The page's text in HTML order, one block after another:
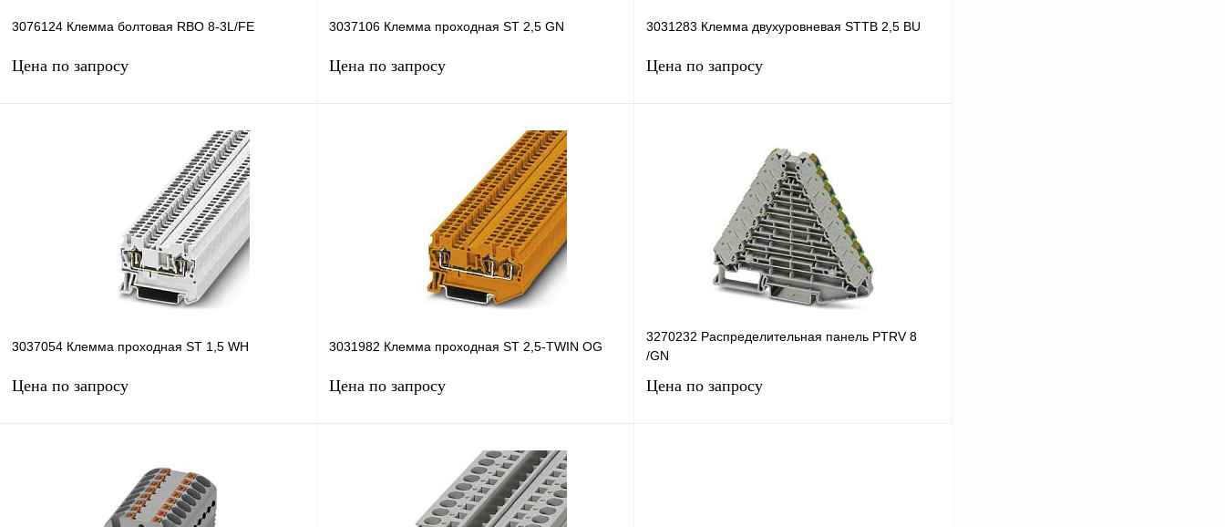
3076124 Клемма болтовая RBO 8-3L/FE
Цена по запросу
Запросить цену
Сравнение
Под заказ
3037106 Клемма проходная ST 2,5 GN
Цена по запросу
Запросить цену
Сравнение
Под заказ
3031283 Клемма двухуровневая STTB 2,5 BU
Цена по запросу
Сравнение
наличии
3037054 Клемма проходная ST 1,5 WH
Цена по запросу
Сравнение
3031982 Клемма проходная ST 2,5-TWIN OG
Цена по запросу
Запросить цену
Сравнение
3270232 Распределительная панель PTRV 8
/GN
Цена по запросу